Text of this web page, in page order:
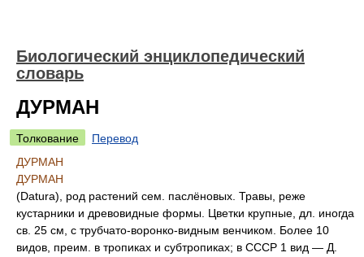
Биологический энциклопедический
словарь
ДУРМАН
Толкование
Перевод
ДУРМАН
ДУРМАН
(Datura), род растений сем. паслёновых. Травы, реже
кустарники и древовидные формы. Цветки крупные, дл. иногда
св. 25 см, с трубчато-воронко-видным венчиком. Более 10
видов, преим. в тропиках и субтропиках; в СССР 1 вид — Д.